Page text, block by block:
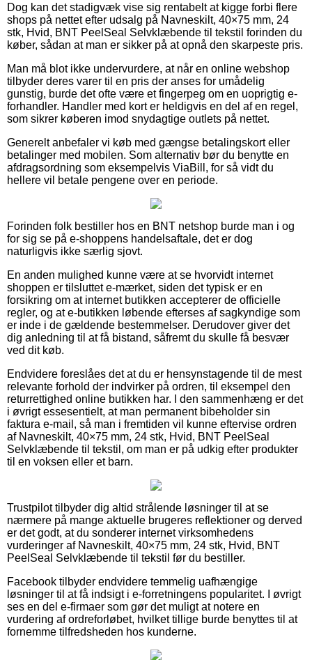
Dog kan det stadigvæk vise sig rentabelt at kigge forbi flere
shops på nettet efter udsalg på Navneskilt, 40×75 mm, 24
stk, Hvid, BNT PeelSeal Selvklæbende til tekstil forinden du
køber, sådan at man er sikker på at opnå den skarpeste pris.
Man må blot ikke undervurdere, at når en online webshop
tilbyder deres varer til en pris der anses for umådelig
gunstig, burde det ofte være et fingerpeg om en uoprigtig e-
forhandler. Handler med kort er heldigvis en del af en regel,
som sikrer køberen imod snydagtige outlets på nettet.
Generelt anbefaler vi køb med gængse betalingskort eller
betalinger med mobilen. Som alternativ bør du benytte en
afdragsordning som eksempelvis ViaBill, for så vidt du
hellere vil betale pengene over en periode.
Forinden folk bestiller hos en BNT netshop burde man i og
for sig se på e-shoppens handelsaftale, det er dog
naturligvis ikke særlig sjovt.
En anden mulighed kunne være at se hvorvidt internet
shoppen er tilsluttet e-mærket, siden det typisk er en
forsikring om at internet butikken accepterer de officielle
regler, og at e-butikken løbende efterses af sagkyndige som
er inde i de gældende bestemmelser. Derudover giver det
dig anledning til at få bistand, såfremt du skulle få besvær
ved dit køb.
Endvidere foreslåes det at du er hensynstagende til de mest
relevante forhold der indvirker på ordren, til eksempel den
returrettighed online butikken har. I den sammenhæng er det
i øvrigt essesentielt, at man permanent bibeholder sin
faktura e-mail, så man i fremtiden vil kunne eftervise ordren
af Navneskilt, 40×75 mm, 24 stk, Hvid, BNT PeelSeal
Selvklæbende til tekstil, om man er på udkig efter produkter
til en voksen eller et barn.
Trustpilot tilbyder dig altid strålende løsninger til at se
nærmere på mange aktuelle brugeres reflektioner og derved
er det godt, at du sonderer internet virksomhedens
vurderinger af Navneskilt, 40×75 mm, 24 stk, Hvid, BNT
PeelSeal Selvklæbende til tekstil før du bestiller.
Facebook tilbyder endvidere temmelig uafhængige
løsninger til at få indsigt i e-forretningens popularitet. I øvrigt
ses en del e-firmaer som gør det muligt at notere en
vurdering af ordreforløbet, hvilket tillige burde benyttes til at
fornemme tilfredsheden hos kunderne.